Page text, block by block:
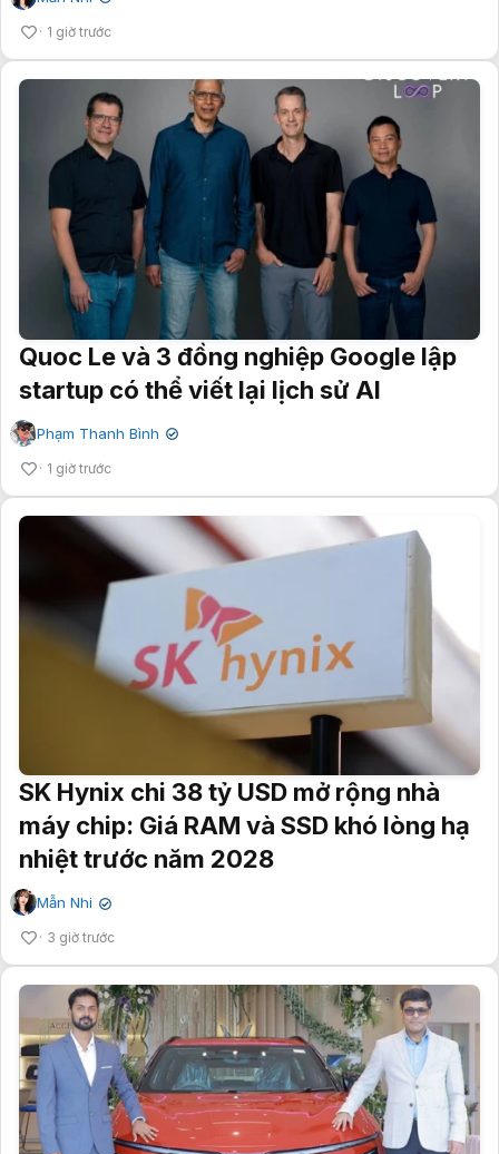
1 giờ trước
Quoc Le và 3 đồng nghiệp Google lập
startup có thể viết lại lịch sử AI
Phạm Thanh Bình ✔
1 giờ trước
SK Hynix chi 38 tỷ USD mở rộng nhà
máy chip: Giá RAM và SSD khó lòng hạ
nhiệt trước năm 2028
Mẫn Nhi ✔
3 giờ trước